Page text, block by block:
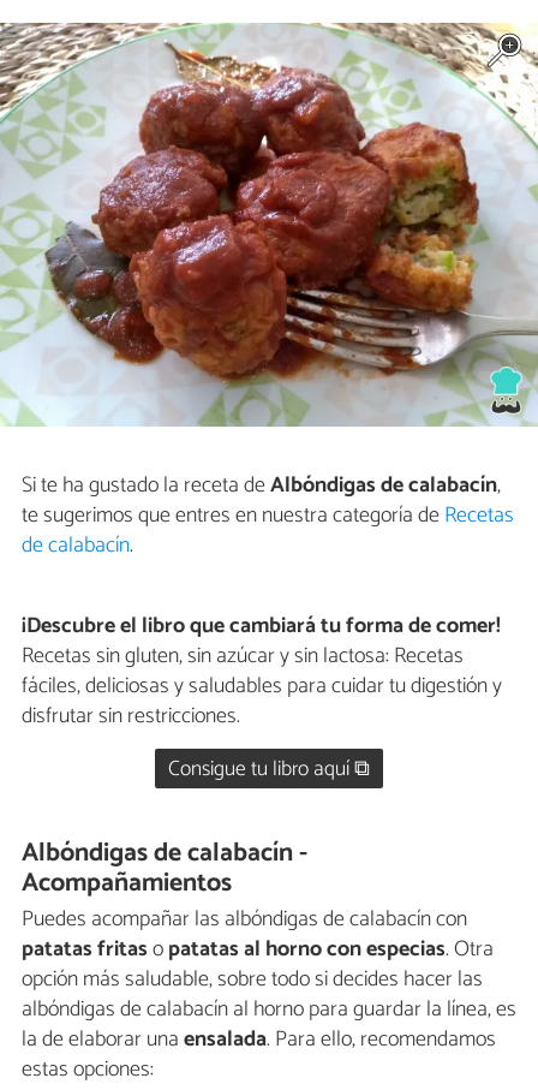
Si te ha gustado la receta deAlbóndigas de calabacín,
te sugerimos que entres en nuestra categoría deRecetas
de calabacín.
¡Descubre el libro que cambiará tu forma de comer!
Recetas sin gluten, sin azúcar y sin lactosa: Recetas
fáciles, deliciosas y saludables para cuidar tu digestión y
disfrutar sin restricciones.
Consigue tu libro aquí ⧉
Albóndigas de calabacín -
Acompañamientos
Puedes acompañar las albóndigas de calabacín con
patatas fritasopatatas al horno con especias. Otra
opción más saludable, sobre todo si decides hacer las
albóndigas de calabacín al horno para guardar la línea, es
la de elaborar unaensalada. Para ello, recomendamos
estas opciones: